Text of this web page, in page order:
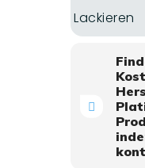
Lackieren